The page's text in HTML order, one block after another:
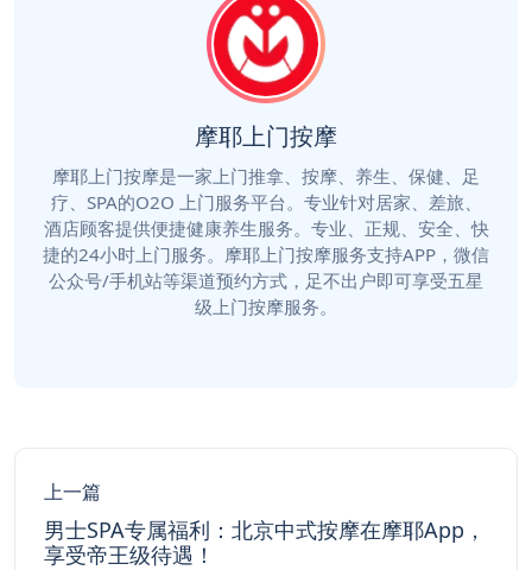
摩耶上门按摩
摩耶上门按摩是一家上门推拿、按摩、养生、保健、足
疗、SPA的O2O 上门服务平台。专业针对居家、差旅、
酒店顾客提供便捷健康养生服务。专业、正规、安全、快
捷的24小时上门服务。摩耶上门按摩服务支持APP，微信
公众号/手机站等渠道预约方式，足不出户即可享受五星
级上门按摩服务。
上一篇
男士SPA专属福利：北京中式按摩在摩耶App，
享受帝王级待遇！